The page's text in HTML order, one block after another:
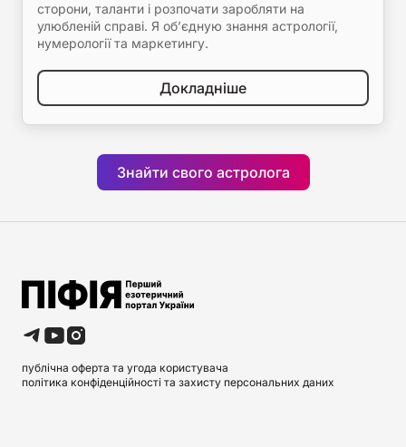
сторони, таланти і розпочати заробляти на
улюбленій справі. Я об’єдную знання астрології,
нумерології та маркетингу.
Докладніше
Знайти свого астролога
публічна оферта та угода користувача
політика конфіденційності та захисту персональних даних